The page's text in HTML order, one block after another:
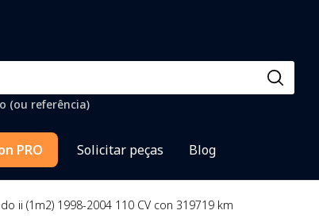
(ou referência)
PRO Solicitar peças Blog
ii (1m2) 1998-2004 110 CV con 319719 km